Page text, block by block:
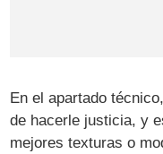
En el apartado
de hacerle justicia, y
mejores texturas o